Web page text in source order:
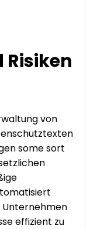
Risiken
von
some sort
Unternehmen
effizient zu